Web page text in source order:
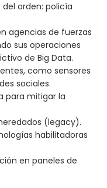
orden: policía
agencias de fuerzas
sus operaciones
de Big Data.
como sensores
sociales.
para mitigar la
(legacy).
habilitadoras
en paneles de